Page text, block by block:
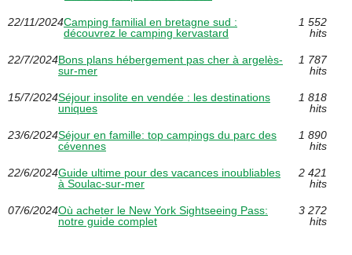
22/11/2024Camping familial en bretagne sud :
découvrez le camping kervastard
1 552
hits
22/7/2024Bons plans hébergement pas cher à argelès-
sur-mer
1 787
hits
15/7/2024Séjour insolite en vendée : les destinations
uniques
1 818
hits
23/6/2024Séjour en famille: top campings du parc des
cévennes
1 890
hits
22/6/2024Guide ultime pour des vacances inoubliables
à Soulac-sur-mer
2 421
hits
07/6/2024Où acheter le New York Sightseeing Pass:
notre guide complet
3 272
hits